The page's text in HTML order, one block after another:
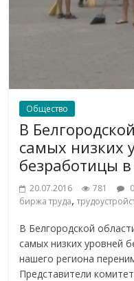
Общество
В
самых низких
безработицы
20.07.2016 781
биржа труда,
В Белгородской
самых низких уровней
нашего региона
Представители